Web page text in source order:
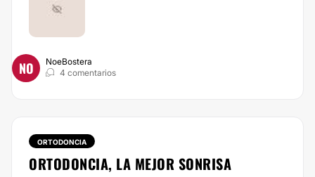
NO
NoeBostera
4 comentarios
ORTODONCIA
ORTODONCIA, LA MEJOR SONRISA